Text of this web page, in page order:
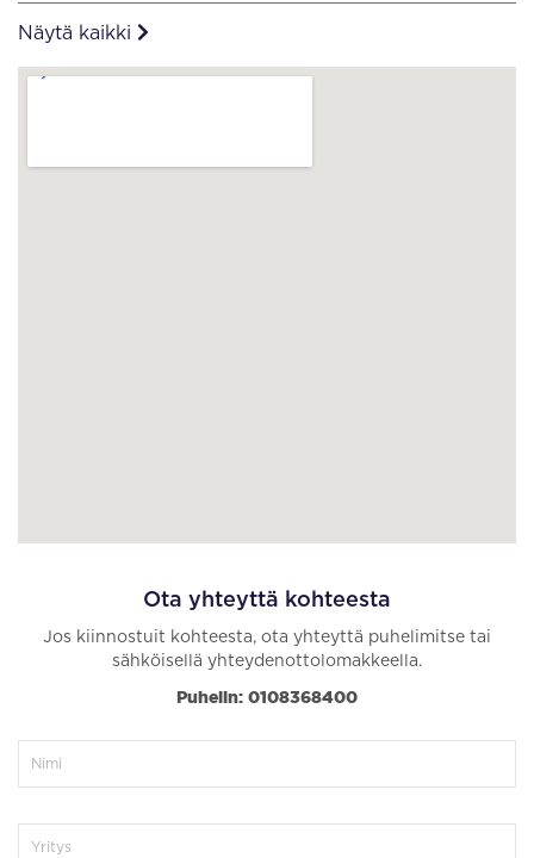
Näytä kaikki
Ota yhteyttä kohteesta
Jos kiinnostuit kohteesta, ota yhteyttä puhelimitse tai
sähköisellä yhteydenottolomakkeella.
Puhelin: 0108368400